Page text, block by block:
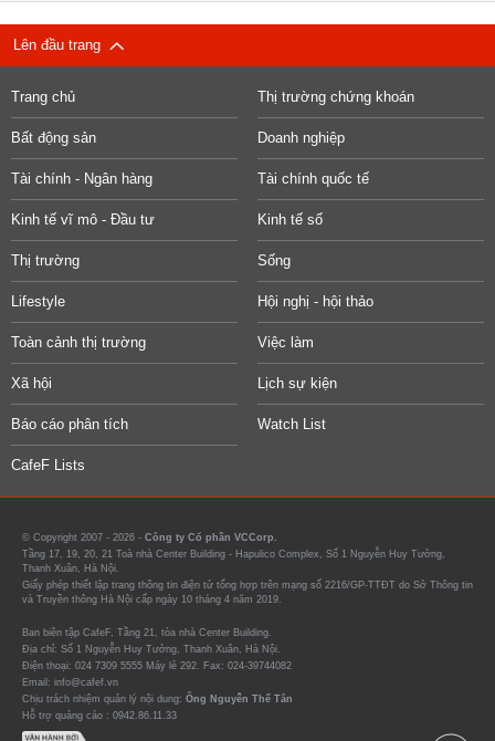
Lên đầu trang
Trang chủ
Bất động sản
Tài chính - Ngân hàng
Kinh tế vĩ mô - Đầu tư
Thị trường
Lifestyle
Toàn cảnh thị trường
Xã hội
Báo cáo phân tích
CafeF Lists
Thị trường chứng khoán
Doanh nghiệp
Tài chính quốc tế
Kinh tế số
Sống
Hội nghị - hội thảo
Việc làm
Lịch sự kiện
Watch List
© Copyright 2007 - 2026 - Công ty Cổ phần VCCorp.
Tầng 17, 19, 20, 21 Toà nhà Center Building - Hapulico Complex, Số 1 Nguyễn Huy Tưởng,
Thanh Xuân, Hà Nội.
Giấy phép thiết lập trang thông tin điện tử tổng hợp trên mạng số 2216/GP-TTĐT do Sở Thông tin
và Truyền thông Hà Nội cấp ngày 10 tháng 4 năm 2019.
Ban biên tập CafeF, Tầng 21, tòa nhà Center Building.
Địa chỉ: Số 1 Nguyễn Huy Tưởng, Thanh Xuân, Hà Nội.
Điện thoại: 024 7309 5555 Máy lẻ 292. Fax: 024-39744082
Email: info@cafef.vn
Chịu trách nhiệm quản lý nội dung: Ông Nguyễn Thế Tân
Hỗ trợ quảng cáo : 0942.86.11.33